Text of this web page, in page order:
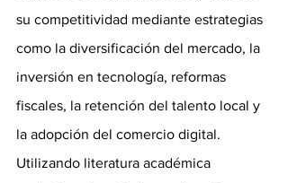
su competitividad mediante estrategias
como la diversificación del mercado, la
inversión en tecnología, reformas
fiscales, la retención del talento local y
la adopción del comercio digital.
Utilizando literatura académica